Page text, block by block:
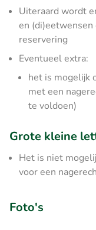
Uiteraard wordt
en
reservering
Eventueel extra:
het is mogelijk
met een
te voldoen)
Grote kleine
Het is niet
voor een
Foto's